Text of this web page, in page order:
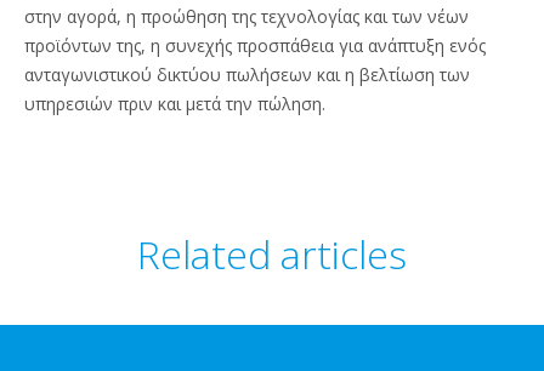
στην αγορά, η προώθηση της τεχνολογίας και των νέων
προϊόντων της, η συνεχής προσπάθεια για ανάπτυξη ενός
ανταγωνιστικού δικτύου πωλήσεων και η βελτίωση των
υπηρεσιών πριν και μετά την πώληση.
Related articles